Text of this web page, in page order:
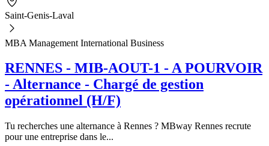
Saint-Genis-Laval
MBA Management International Business
RENNES - MIB-AOUT-1 - A POURVOIR
- Alternance - Chargé de gestion
opérationnel (H/F)
Tu recherches une alternance à Rennes ? MBway Rennes recrute
pour une entreprise dans le...